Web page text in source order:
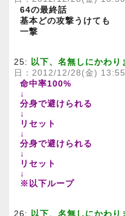
64の最終話
基本どの攻撃うけても
一撃
25: 以下、名無しにかわ
日：2012/12/28(金)
命中率100%
↓
分身で避けられる
↓
リセット
↓
分身で避けられる
↓
リセット
↓
※以下ループ
26: 以下、名無しにかわ